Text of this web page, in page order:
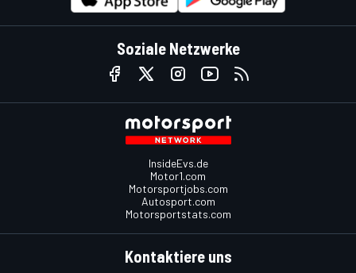
Soziale Netzwerke
InsideEvs.de
Motor1.com
Motorsportjobs.com
Autosport.com
Motorsportstats.com
Kontaktiere uns